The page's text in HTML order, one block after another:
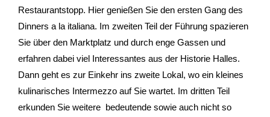
- Ausflüge & Touren
- Stadtspiele-Outdoor Games
- Firmenangebote
- Weihnachtsangebote
Restaurantstopp. Hier genießen Sie den ersten Gang des
Dinners a la italiana. Im zweiten Teil der Führung spazieren
Sie über den Marktplatz und durch enge Gassen und
erfahren dabei viel Interessantes aus der Historie Halles.
Dann geht es zur Einkehr ins zweite Lokal, wo ein kleines
kulinarisches Intermezzo auf Sie wartet. Im dritten Teil
erkunden Sie weitere bedeutende sowie auch nicht so